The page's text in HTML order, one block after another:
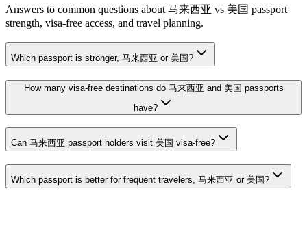
Answers to common questions about 马来西亚 vs 美国 passport
strength, visa-free access, and travel planning.
Which passport is stronger, 马来西亚 or 美国?
How many visa-free destinations do 马来西亚 and 美国 passports
have?
Can 马来西亚 passport holders visit 美国 visa-free?
Which passport is better for frequent travelers, 马来西亚 or 美国?